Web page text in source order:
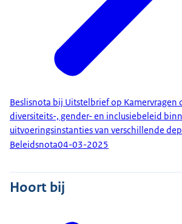
Beslisnota bij Uitstelbrief op Kamervragen
diversiteits-, gender- en inclusiebeleid
uitvoeringsinstanties van verschillende
Beleidsnota04-03-2025
Hoort bij